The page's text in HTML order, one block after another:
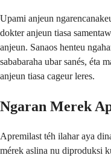
Upami anjeun
dokter anjeun tiasa
anjeun. Sanaos henteu
sababaraha ubar sanés, éta
anjeun tiasa cageur leres.
Ngaran Merek
Apremilast téh ilahar aya
mérek aslina nu diproduksi